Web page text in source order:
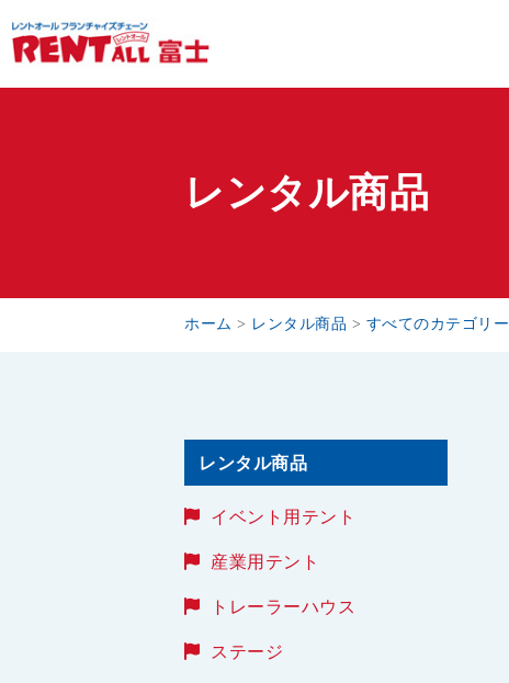
レンタル商品
ホーム > レンタル商品 > すべてのカテゴリー
レンタル商品
イベント用テント
産業用テント
トレーラーハウス
ステージ